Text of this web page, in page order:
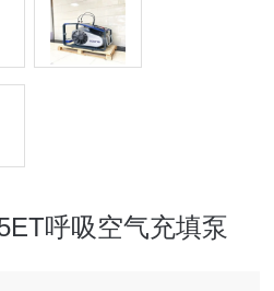
呼吸空气充填泵